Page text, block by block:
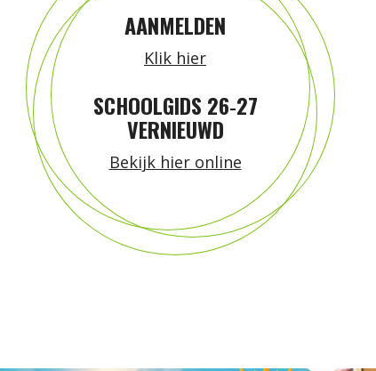
AANMELDEN
Klik hier
SCHOOLGIDS 26‑27
VERNIEUWD
Bekijk hier online